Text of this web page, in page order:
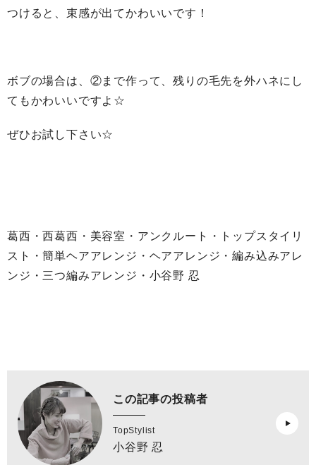
つけると、束感が出てかわいいです！
ボブの場合は、②まで作って、残りの毛先を外ハネにし
てもかわいいですよ☆
ぜひお試し下さい☆
葛西・西葛西・美容室・アンクルート・トップスタイリ
スト・簡単ヘアアレンジ・ヘアアレンジ・編み込みアレ
ンジ・三つ編みアレンジ・小谷野 忍
この記事の投稿者
TopStylist
小谷野 忍